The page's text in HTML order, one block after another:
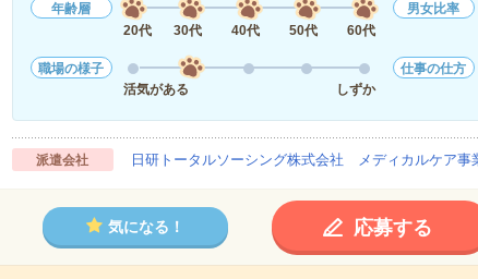
年齢層
20代
30代 40代 50代 60代
男女比率
職場の様子
活気がある
しずか
仕事の仕方
派遣会社 日研トータルソーシング株式会社 メディカルケア事
気になる！ 応募する